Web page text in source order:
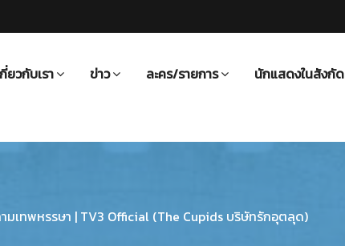
ยวกับเรา ข่าว ละคร/รายการ นักแสดงในสังกัด
ามเทพหรรษา | TV3 Official (The Cupids บริษัทรักอุตลุด)